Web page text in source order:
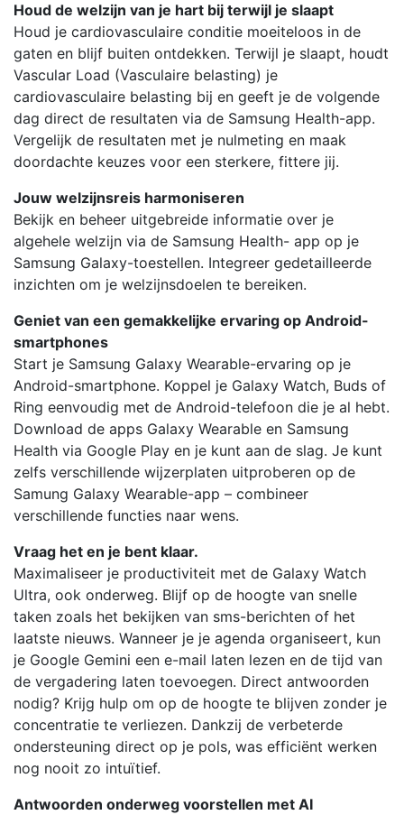
Houd de welzijn van je hart bij terwijl je slaapt
Houd je cardiovasculaire conditie moeiteloos in de
gaten en blijf buiten ontdekken. Terwijl je slaapt, houdt
Vascular Load (Vasculaire belasting) je
cardiovasculaire belasting bij en geeft je de volgende
dag direct de resultaten via de Samsung Health-app.
Vergelijk de resultaten met je nulmeting en maak
doordachte keuzes voor een sterkere, fittere jij.
Jouw welzijnsreis harmoniseren
Bekijk en beheer uitgebreide informatie over je
algehele welzijn via de Samsung Health- app op je
Samsung Galaxy-toestellen. Integreer gedetailleerde
inzichten om je welzijnsdoelen te bereiken.
Geniet van een gemakkelijke ervaring op Android-
smartphones
Start je Samsung Galaxy Wearable-ervaring op je
Android-smartphone. Koppel je Galaxy Watch, Buds of
Ring eenvoudig met de Android-telefoon die je al hebt.
Download de apps Galaxy Wearable en Samsung
Health via Google Play en je kunt aan de slag. Je kunt
zelfs verschillende wijzerplaten uitproberen op de
Samung Galaxy Wearable-app – combineer
verschillende functies naar wens.
Vraag het en je bent klaar.
Maximaliseer je productiviteit met de Galaxy Watch
Ultra, ook onderweg. Blijf op de hoogte van snelle
taken zoals het bekijken van sms-berichten of het
laatste nieuws. Wanneer je je agenda organiseert, kun
je Google Gemini een e-mail laten lezen en de tijd van
de vergadering laten toevoegen. Direct antwoorden
nodig? Krijg hulp om op de hoogte te blijven zonder je
concentratie te verliezen. Dankzij de verbeterde
ondersteuning direct op je pols, was efficiënt werken
nog nooit zo intuïtief.
Antwoorden onderweg voorstellen met AI